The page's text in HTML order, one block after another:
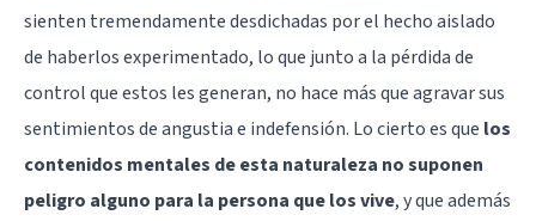
sienten tremendamente desdichadas por el hecho aislado
de haberlos experimentado, lo que junto a la pérdida de
control que estos les generan, no hace más que agravar sus
sentimientos de angustia e indefensión. Lo cierto es que los
contenidos mentales de esta naturaleza no suponen
peligro alguno para la persona que los vive, y que además